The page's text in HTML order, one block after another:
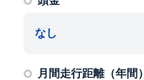
月間走行距離（年間）